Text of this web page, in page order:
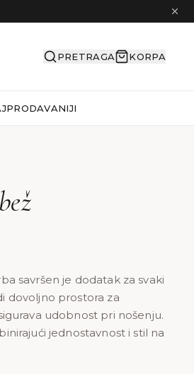
PRETRAGA KORPA
savršen je dodatak za svaki
dovoljno prostora za
udobnost pri nošenju.
jednostavnost i stil na